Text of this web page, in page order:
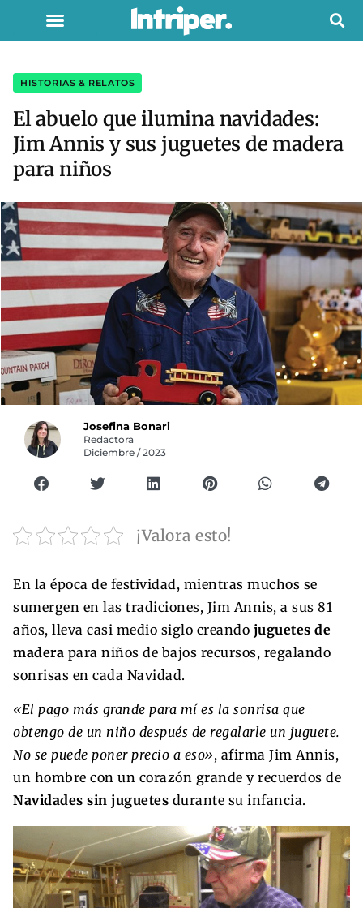
HISTORIAS & RELATOS
El abuelo que ilumina navidades:
Jim Annis y sus juguetes de madera
para niños
Josefina Bonari
Redactora
Diciembre / 2023
¡Valora esto!
En la época de festividad, mientras muchos se
sumergen en las tradiciones, Jim Annis, a sus 81
años, lleva casi medio siglo creando juguetes de
madera para niños de bajos recursos, regalando
sonrisas en cada Navidad.
«El pago más grande para mí es la sonrisa que
obtengo de un niño después de regalarle un juguete.
No se puede poner precio a eso», afirma Jim Annis,
un hombre con un corazón grande y recuerdos de
Navidades sin juguetes durante su infancia.